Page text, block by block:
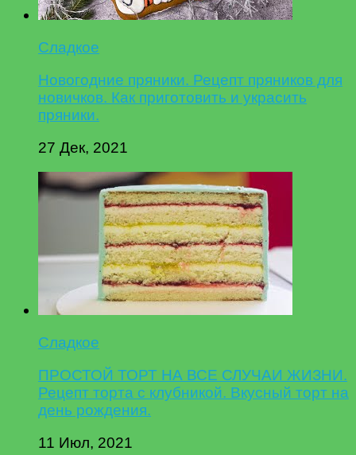
Сладкое
Новогодние пряники. Рецепт пряников для
новичков. Как приготовить и украсить
пряники.
27 Дек, 2021
Сладкое
ПРОСТОЙ ТОРТ НА ВСЕ СЛУЧАИ ЖИЗНИ.
Рецепт торта с клубникой. Вкусный торт на
день рождения.
11 Июл, 2021